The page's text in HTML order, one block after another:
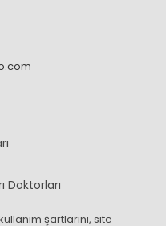
Doktorları
şartlarını, site